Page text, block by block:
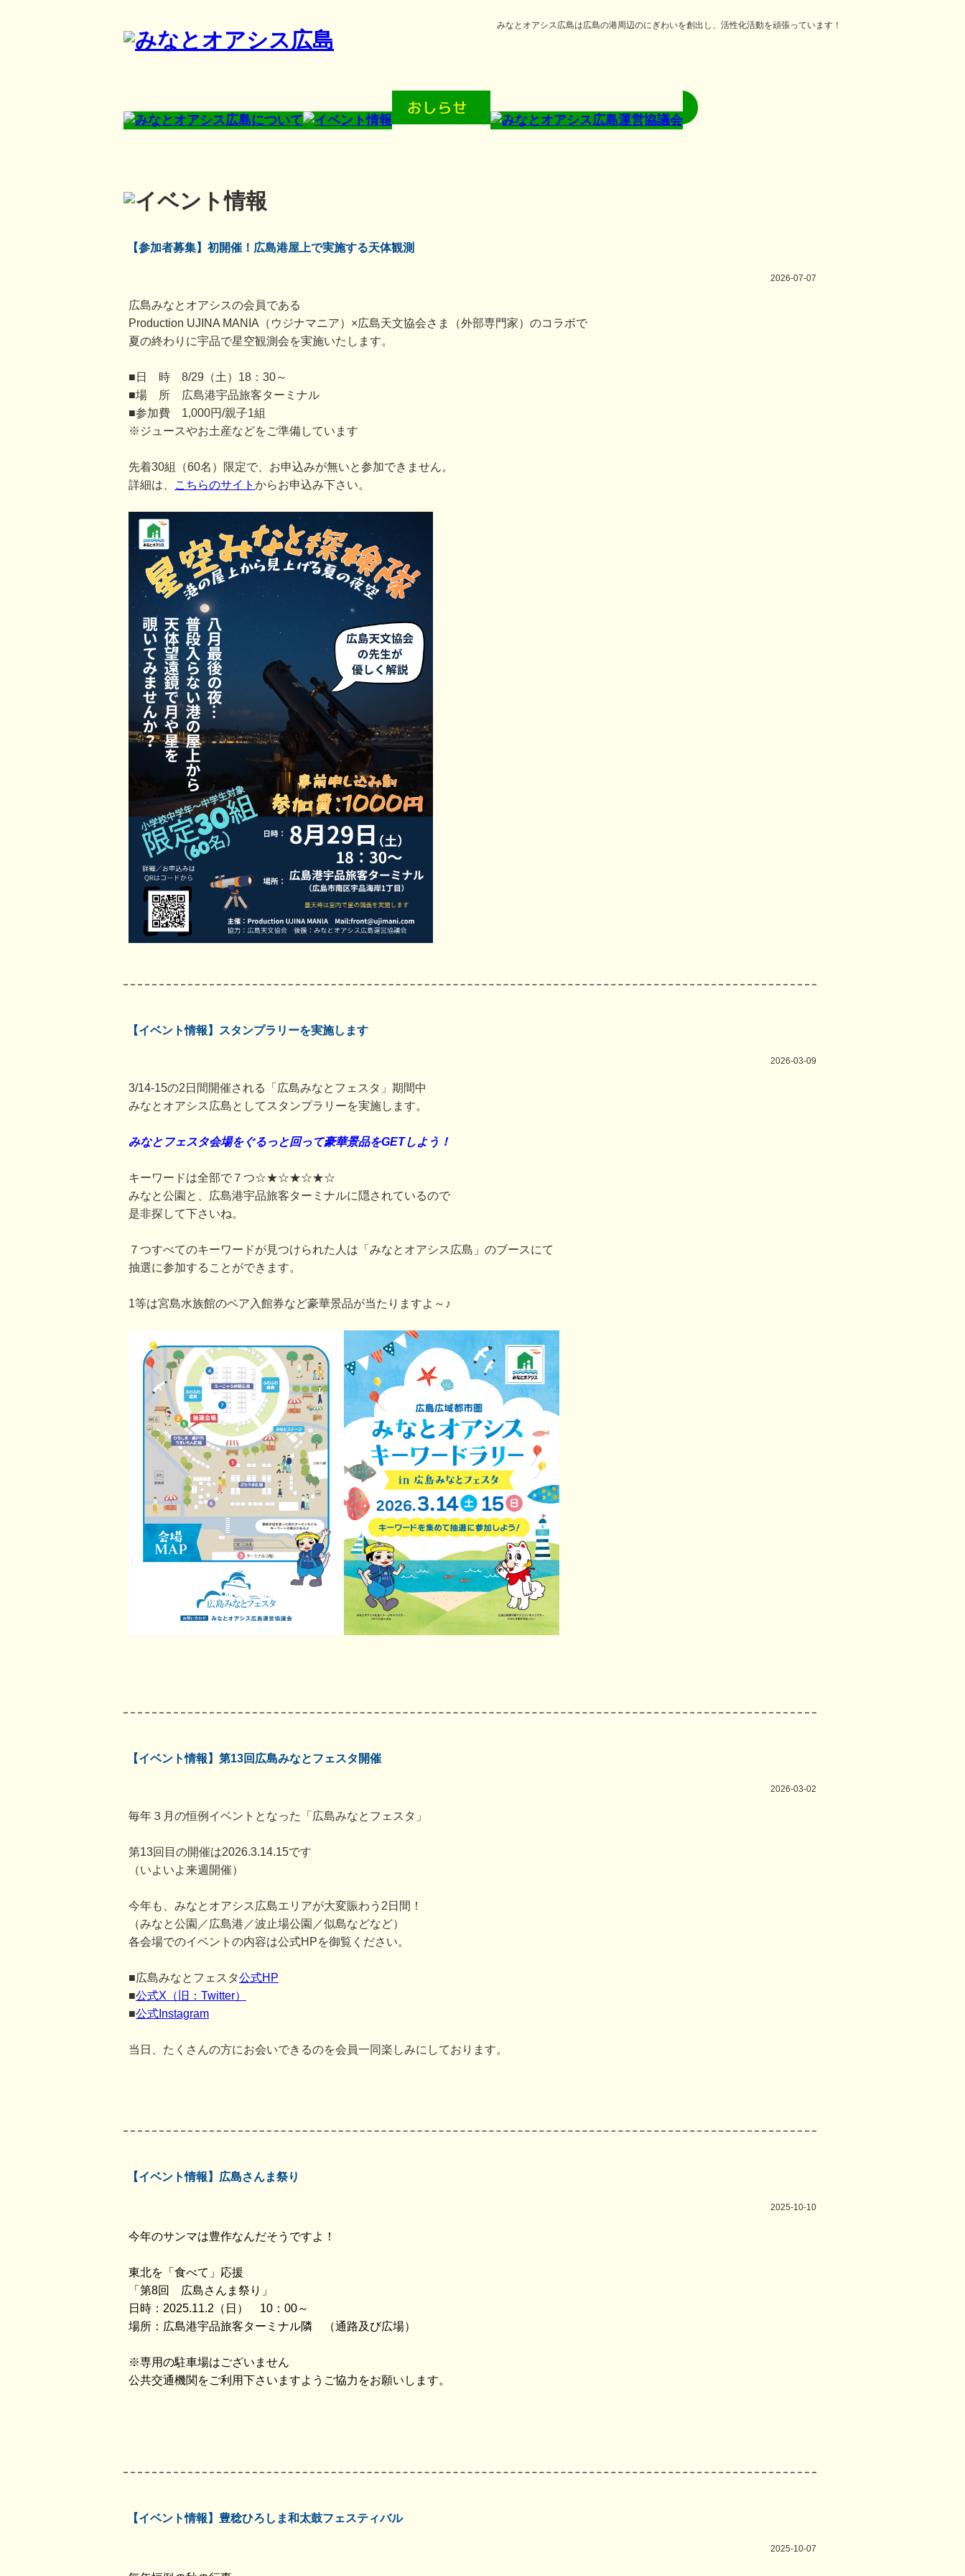
みなとオアシス広島は広島の港周辺のにぎわいを創出し、活性化活動を頑張っています！
【参加者募集】初開催！広島港屋上で実施する天体観測
2026-07-07
広島みなとオアシスの会員である
Production UJINA MANIA（ウジナマニア）×広島天文協会さま（外部専門家）のコラボで
夏の終わりに宇品で星空観測会を実施いたします。
■日 時 8/29（土）18：30～
■場 所 広島港宇品旅客ターミナル
■参加費 1,000円/親子1組
※ジュースやお土産などをご準備しています
先着30組（60名）限定で、お申込みが無いと参加できません。
詳細は、
こちらのサイト からお申込み下さい。
【イベント情報】スタンプラリーを実施します
2026-03-09
3/14-15の2日間開催される「広島みなとフェスタ」期間中
みなとオアシス広島としてスタンプラリーを実施します。
みなとフェスタ会場をぐるっと回って豪華景品をGETしよう！
キーワードは全部で７つ☆★☆★☆★☆
みなと公園と、広島港宇品旅客ターミナルに隠されているので
是非探して下さいね。
７つすべてのキーワードが見つけられた人は「みなとオアシス広島」のブースにて
抽選に参加することができます。
1等は宮島水族館のペア入館券など豪華景品が当たりますよ～♪
【イベント情報】第13回広島みなとフェスタ開催
2026-03-02
毎年３月の恒例イベントとなった「広島みなとフェスタ」
第13回目の開催は2026.3.14.15です
（いよいよ来週開催）
今年も、みなとオアシス広島エリアが大変賑わう2日間！
（みなと公園／広島港／波止場公園／似島などなど）
各会場でのイベントの内容は公式HPを御覧ください。
■広島みなとフェスタ公式HP
■公式X（旧：Twitter）
■公式Instagram
当日、たくさんの方にお会いできるのを会員一同楽しみにしております。
【イベント情報】広島さんま祭り
2025-10-10
今年のサンマは豊作なんだそうですよ！
東北を「食べて」応援
「第8回 広島さんま祭り」
日時：2025.11.2（日） 10：00～
場所：広島港宇品旅客ターミナル隣 （通路及び広場）
※専用の駐車場はございません
公共交通機関をご利用下さいますようご協力をお願いします。
【イベント情報】豊稔ひろしま和太鼓フェスティバル
2025-10-07